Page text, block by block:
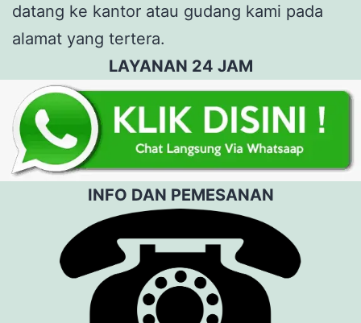
datang ke kantor atau gudang kami pada
alamat yang tertera.
LAYANAN 24 JAM
INFO DAN PEMESANAN